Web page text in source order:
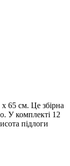
65 см. Це збірна
У комплекті 12
підлоги